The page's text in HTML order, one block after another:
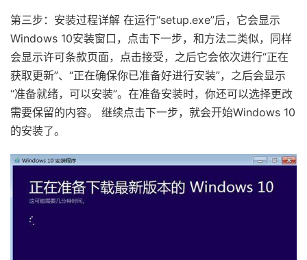
第三步：安装过程详解 在运行“setup.exe”后，它会显示
Windows 10安装窗口，点击下一步，和方法二类似，同样
会显示许可条款页面，点击接受，之后它会依次进行“正在
获取更新”、“正在确保你已准备好进行安装”，之后会显示
“准备就绪，可以安装”。在准备安装时，你还可以选择更改
需要保留的内容。 继续点击下一步，就会开始Windows 10
的安装了。